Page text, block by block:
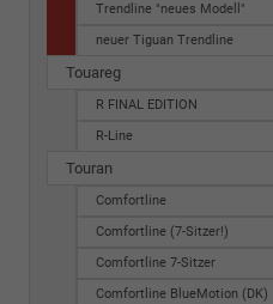
Trendline "neues Modell"
neuer Tiguan Trendline
Touareg
R FINAL EDITION
R-Line
Touran
Comfortline
Comfortline (7-Sitzer!)
Comfortline 7-Sitzer
Comfortline BlueMotion (DK)